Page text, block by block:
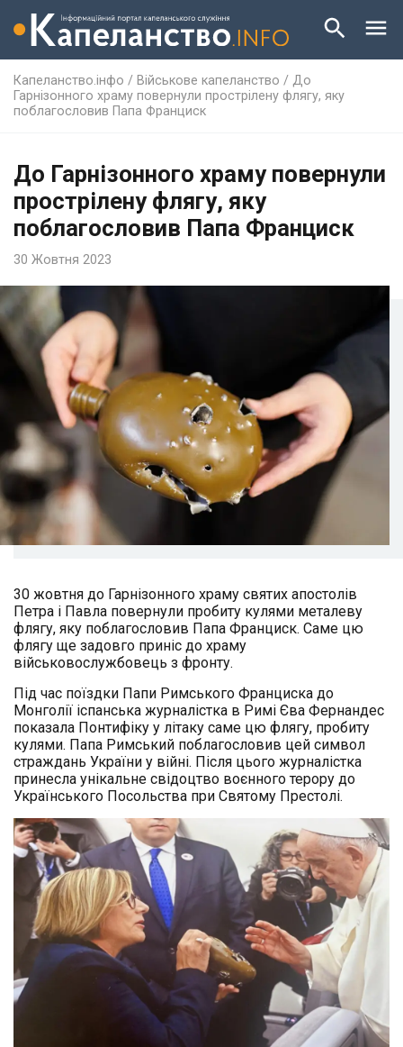
Капеланство.інфо / Військове капеланство / До
Гарнізонного храму повернули прострілену флягу, яку
поблагословив Папа Франциск
До Гарнізонного храму повернули
прострілену флягу, яку
поблагословив Папа Франциск
30 Жовтня 2023
30 жовтня до Гарнізонного храму святих апостолів
Петра і Павла повернули пробиту кулями металеву
флягу, яку поблагословив Папа Франциск. Саме цю
флягу ще задовго приніс до храму
військовослужбовець з фронту.
Під час поїздки Папи Римського Франциска до
Монголії іспанська журналістка в Римі Єва Фернандес
показала Понтифіку у літаку саме цю флягу, пробиту
кулями. Папа Римський поблагословив цей символ
страждань України у війні. Після цього журналістка
принесла унікальне свідоцтво воєнного терору до
Українського Посольства при Святому Престолі.